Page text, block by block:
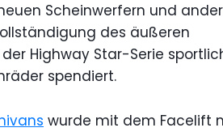
Scheinwerfern und
des äußeren
Highway Star-Serie
spendiert.
wurde mit dem Facelift